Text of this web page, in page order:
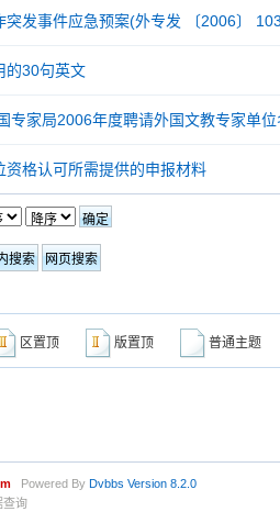
突发事件应急预案(外专发 〔2006〕
的30句英文
专家局2006年度聘请外国文教专家单位
资格认可所需提供的申报材料
区置顶 版置顶 普通主
Powered By Dvbbs Version 8.2.0
查询